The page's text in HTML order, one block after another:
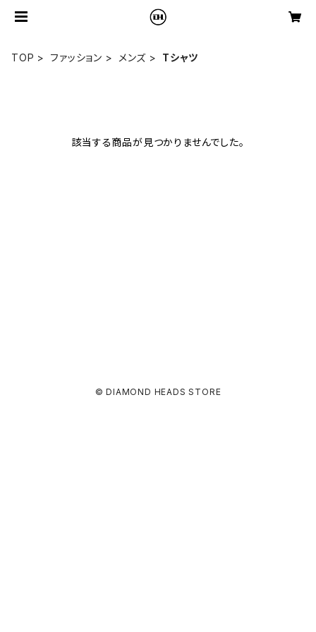
TOP ファッション メンズ Tシャツ
該当する商品が見つかりませんでした。
© DIAMOND HEADS STORE